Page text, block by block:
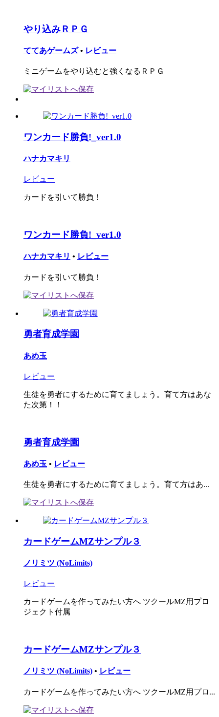
やり込みＲＰＧ
ててあゲームズ • レビュー
ミニゲームをやり込むと強くなるＲＰＧ
ワンカード勝負!_ver1.0
ハナカマキリ
レビュー
カードを引いて勝負！
ワンカード勝負!_ver1.0
ハナカマキリ • レビュー
カードを引いて勝負！
勇者育成学園
あめ玉
レビュー
生徒を勇者にするために育てましょう。育て方はあな
た次第！！
勇者育成学園
あめ玉 • レビュー
生徒を勇者にするために育てましょう。育て方はあ...
カードゲームMZサンプル３
ノリミツ (NoLimits)
レビュー
カードゲームを作ってみたい方へ ツクールMZ用プロ
ジェクト付属
カードゲームMZサンプル３
ノリミツ (NoLimits) • レビュー
カードゲームを作ってみたい方へ ツクールMZ用プロ...